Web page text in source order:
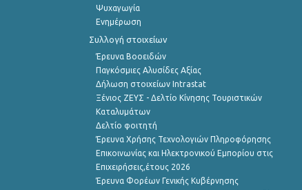
Ψυχαγωγία
Ενημέρωση
Συλλογή στοιχείων
Έρευνα Βοοειδών
Παγκόσμιες Αλυσίδες Αξίας
Δήλωση στοιχείων Intrastat
Ξένιος ΖΕΥΣ - Δελτίο Κίνησης Τουριστικών
Καταλυμάτων
Δελτίο φοιτητή
Έρευνα Χρήσης Τεχνολογιών Πληροφόρησης
Επικοινωνίας και Ηλεκτρονικού Εμπορίου στις
Επιχειρήσεις,έτους 2026
Έρευνα Φορέων Γενικής Κυβέρνησης